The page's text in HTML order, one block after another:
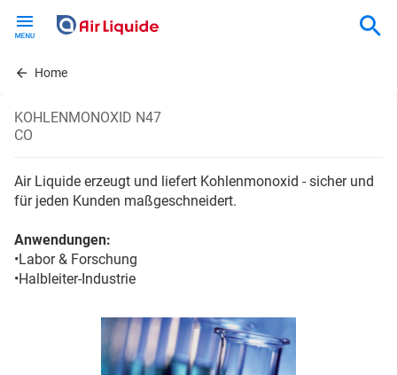
contentHome
KOHLENMONOXID N47
CO
Air Liquide erzeugt und liefert Kohlenmonoxid - sicher und
für jeden Kunden maßgeschneidert.
Anwendungen:
•Labor & Forschung
•Halbleiter-Industrie